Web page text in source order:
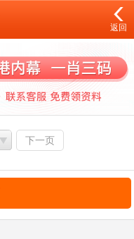
返回
下一页